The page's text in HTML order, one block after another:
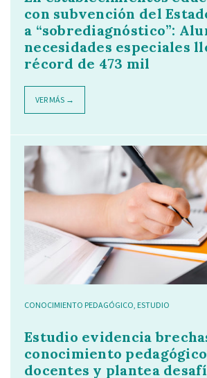
con subvención del
a “sobrediagnóstico”:
necesidades especiales
récord de 473 mil
VER MÁS →
CONOCIMIENTO PEDAGÓGICO, ESTUDIO
Estudio evidencia
conocimiento
docentes y plantea